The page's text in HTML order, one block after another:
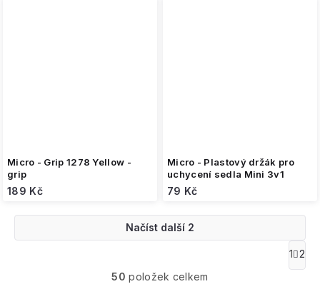
Micro - Grip 1278 Yellow -
grip
189 Kč
Micro - Plastový držák pro
uchycení sedla Mini 3v1
79 Kč
l
Načíst další 2
t
1
2
50 položek celkem